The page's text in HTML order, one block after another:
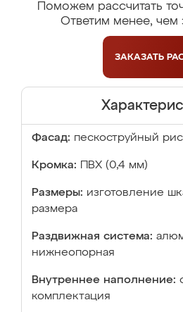
Поможем рассчитать
Ответим менее, чем
ЗАКАЗАТЬ
Фасад: пескоструйный
Кромка: ПВХ (0,4 мм)
Размеры: изготовление
размера
Раздвижная система:
нижнеопорная
Внутреннее наполнение:
комплектация